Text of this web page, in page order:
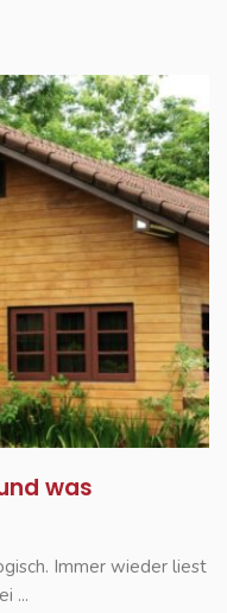
was
Immer wieder liest
...